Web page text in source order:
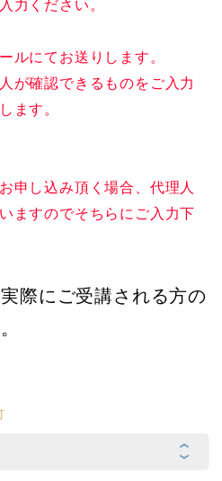
力ください。
ルにてお送りします。
が確認できるものをご入力
ます。
申し込み頂く場合、代理人
ますのでそちらにご入力下
際にご受講される方の